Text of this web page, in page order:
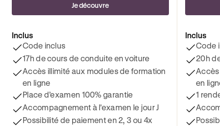
Je découvre
Inclus
Code inclus
17h de cours de conduite en voiture
Accès illimité aux modules de formation
en ligne
Place d’examen 100% garantie
Accompagnement à l'examen le jour J
Possibilité de paiement en 2, 3 ou 4x
Inclus
Code
20h
en
1